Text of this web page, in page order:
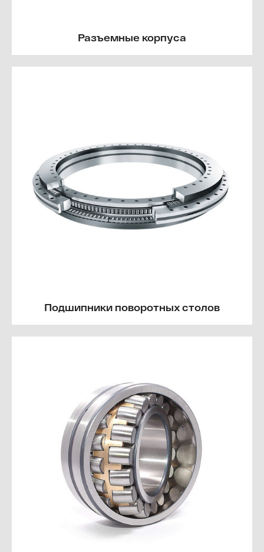
Разъемные корпуса
Подшипники поворотных столов